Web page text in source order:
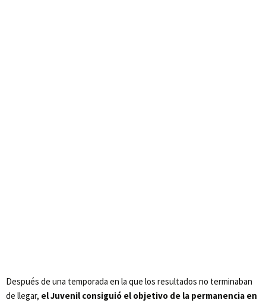
Después de una temporada en la que los resultados no terminaban
de llegar, el Juvenil consiguió el objetivo de la permanencia en